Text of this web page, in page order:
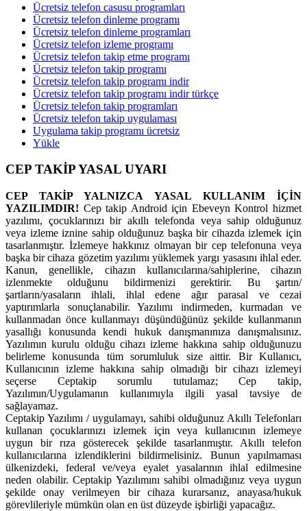
Ücretsiz telefon casusu programları
Ücretsiz telefon dinleme programı
Ücretsiz telefon dinleme programları
Ücretsiz telefon izleme programı
Ücretsiz telefon takip etme programı
Ücretsiz telefon takip programı
Ücretsiz telefon takip programı indir
Ücretsiz telefon takip programı indir türkçe
Ücretsiz telefon takip programları
Ücretsiz telefon takip uygulaması
Uygulama takip programı ücretsiz
Yükle
CEP TAKİP YASAL UYARI
CEP TAKİP YALNIZCA YASAL KULLANIM İÇİN
YAZILIMDIR! Cep takip Android için Ebeveyn Kontrol hizmet
yazılımı, çocuklarınızı bir akıllı telefonda veya sahip olduğunuz
veya izleme iznine sahip olduğunuz başka bir cihazda izlemek için
tasarlanmıştır. İzlemeye hakkınız olmayan bir cep telefonuna veya
başka bir cihaza gözetim yazılımı yüklemek yargı yasasını ihlal eder.
Kanun, genellikle, cihazın kullanıcılarına/sahiplerine, cihazın
izlenmekte olduğunu bildirmenizi gerektirir. Bu şartın/
şartların/yasaların ihlali, ihlal edene ağır parasal ve cezai
yaptırımlarla sonuçlanabilir. Yazılımı indirmeden, kurmadan ve
kullanmadan önce kullanmayı düşündüğünüz şekilde kullanmanın
yasallığı konusunda kendi hukuk danışmanınıza danışmalısınız.
Yazılımın kurulu olduğu cihazı izleme hakkına sahip olduğunuzu
belirleme konusunda tüm sorumluluk size aittir. Bir Kullanıcı,
Kullanıcının izleme hakkına sahip olmadığı bir cihazı izlemeyi
seçerse Ceptakip sorumlu tutulamaz; Cep takip,
Yazılımın/Uygulamanın kullanımıyla ilgili yasal tavsiye de
sağlayamaz.
Ceptakip Yazılımı / uygulamayı, sahibi olduğunuz Akıllı Telefonları
kullanan çocuklarınızı izlemek için veya kullanıcının izlemeye
uygun bir rıza gösterecek şekilde tasarlanmıştır. Akıllı telefon
kullanıcılarına izlendiklerini bildirmelisiniz. Bunun yapılmaması
ülkenizdeki, federal ve/veya eyalet yasalarının ihlal edilmesine
neden olabilir. Ceptakip Yazılımını sahibi olmadığınız veya uygun
şekilde onay verilmeyen bir cihaza kurarsanız, anayasa/hukuk
görevlileriyle mümkün olan en üst düzeyde işbirliği yapacağız.